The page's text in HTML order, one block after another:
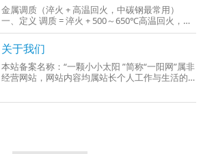
金属调质（淬火 + 高温回火，中碳钢最常用）
一、定义 调质 = 淬火 + 500～650℃高温回火，只
适用于中碳钢、中碳合金钢（C：0.3%～0.5%），
成品组织：回火索氏体（铁素体 + 细小球状碳
关于我们
本站备案名称：“一颗小小太阳 ”简称“一阳网”属非
经营网站，网站内容均属站长个人工作与生活的
制、网站组建等。